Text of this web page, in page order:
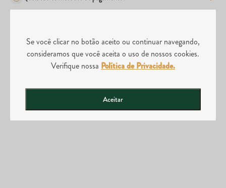
Se você clicar no botão aceito ou continuar navegando,
consideramos que você aceita o uso de nossos cookies.
Verifique nossa Política de Privacidade.
Aceitar
Comprei o produto errado, posso realizar a troca?
Posso abrir uma loja da Divina Tera?